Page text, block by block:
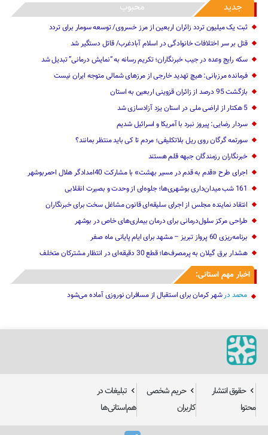
جدید محبوب
ثبت یک میلیون تردد زائران اربعین از مرز خسروی/ توسعه سومار برای تردد
قتل بر سر اختلافات خانوادگی در اسلام آبادغرب/ قاتل دستگیر شد
سکه رایج وعده در جیب خبرنگاران؛ تکریم رسانه به “نمایش درمانی” تبدیل شد
فرمانده مرزبانی: هیچ تهدید خارجی از مرزهای ‌شمالی متوجه ایران نیست
بازگشت 95 درصد از زائران قزوینی اربعین به استان
5 هکتار از اراضی ملی در استان یز‌د آزادسازی شد
سردار رضایی: پیروز نبرد با آمریکا و اسرائیل شدیم
سورتمه گرگان روی ریل بلاتکلیفی؛ مردم تا کی باید منتظر بمانند؟
خبرنگاران رزمندگان جبهه قلم هستند
اجرای طرح «قدم به قدم در مسیر بهشت» با مشارکت 40امدادگر هلال احمربوشهر
161 شب میدان‌داری بوشهری‌ها؛ جلوه‌ای از وحدت و بصیرت انقلابی
انتقاد نماینده مجلس از اجرای سلیقه‌ای قانون مشاغل سخت برای خبرنگاران
طراحی مرکز سلول‌درمانی برای درمان بیماری‌های خاص در بوشهر
برنامه‌ریزی 60 پرواز تبریز – مشهد برای ایام پایانی ماه صفر
هشدار برق گیلان به پرمصرف‌ها؛ قطع 30 دقیقه‌ای در انتظار مشترکان متخلف
اخبار مهم استانی:
محمد درشهر کرمان برای استقبال از مسافران نوروزی آماده می‌شود
حقوق انتشار
محتوا
حریم شخصی
کاربران
تبلیغات در
هم‌استانی‌ها